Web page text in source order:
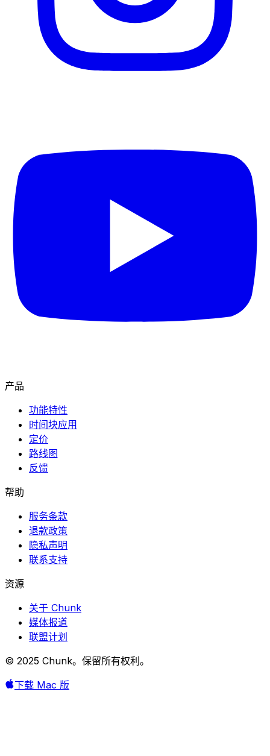
产品
功能特性
时间块应用
定价
路线图
反馈
帮助
服务条款
退款政策
隐私声明
联系支持
资源
关于 Chunk
媒体报道
联盟计划
© 2025 Chunk。保留所有权利。
下载 Mac 版